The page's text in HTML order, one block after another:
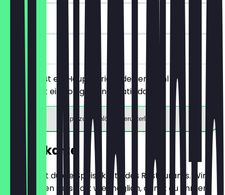
90 Tage
vor Ort
Du bestellst ein Hauptgericht deiner Wahl und
bekommst ein Softgetränk gratis dazu.
App zum Einlösen herunterladen
Speisekarte
Hier findest du die Speisekarte des Restaurants. Wir
aktualisieren sie so oft wie möglich, damit du immer